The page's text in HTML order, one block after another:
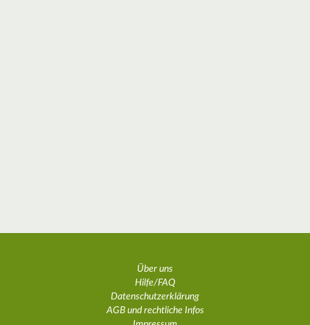
Über uns
Hilfe/FAQ
Datenschutzerklärung
AGB und rechtliche Infos